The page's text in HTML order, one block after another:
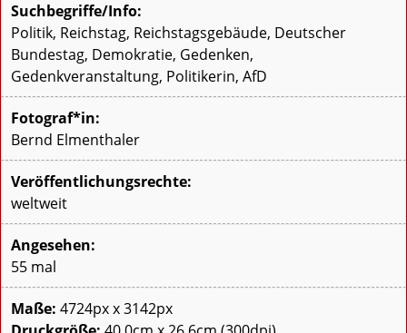
Suchbegriffe/Info:
Politik, Reichstag, Reichstagsgebäude, Deutscher
Bundestag, Demokratie, Gedenken,
Gedenkveranstaltung, Politikerin, AfD
Fotograf*in:
Bernd Elmenthaler
Veröffentlichungsrechte:
weltweit
Angesehen:
55 mal
Maße: 4724px x 3142px